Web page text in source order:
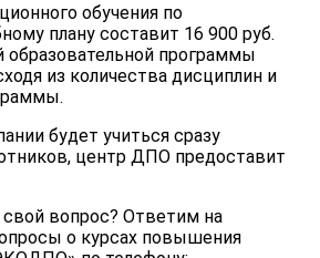
обучения по
плану составит 16 900 руб.
образовательной программы
из количества дисциплин и
будет учиться сразу
центр ДПО предоставит
вопрос? Ответим на
о курсах повышения